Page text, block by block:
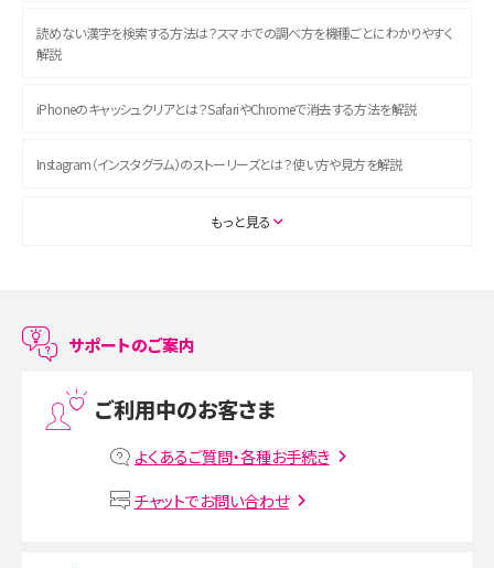
読めない漢字を検索する方法は？スマホでの調べ方を機種ごとにわかりやすく
解説
iPhoneのキャッシュクリアとは？SafariやChromeで消去する方法を解説
Instagram（インスタグラム）のストーリーズとは？使い方や見方を解説
ASMRとは？初心者向けの代表ジャンルや楽しみ方を解説
LINEで友だちを削除する方法は？方法ごとの影響や復活・復元する方法も解説
プリペイドSIMとは？種類やメリット・デメリット、利用までの流れを解説
VPN接続とは？仕組みや必要性、メリット・デメリット、接続方法を解説
もっと見る
サポートのご案内
ご利用中のお客さま
よくあるご質問・各種お手続き
チャットでお問い合わせ